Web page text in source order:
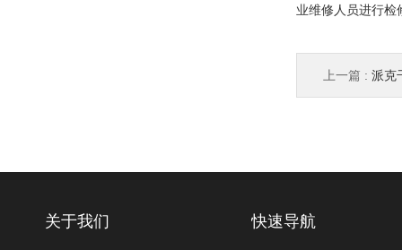
业维修人员进行检
上一篇 : 派克
关于我们 快速导航